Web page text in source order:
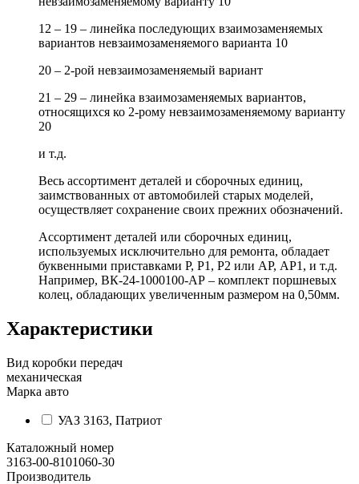
12 – 19 – линейка последующих взаимозаменяемых
вариантов невзаимозаменяемого варианта 10
20 – 2-рой невзаимозаменяемый вариант
21 – 29 – линейка взаимозаменяемых вариантов,
относящихся ко 2-рому невзаимозаменяемому варианту
20
и т.д.
Весь ассортимент деталей и сборочных единиц,
заимствованных от автомобилей старых моделей,
осуществляет сохранение своих прежних обозначений.
Ассортимент деталей или сборочных единиц,
используемых исключительно для ремонта, обладает
буквенными приставками Р, Р1, Р2 или АР, АР1, и т.д.
Например, ВК-24-1000100-АР – комплект поршневых
колец, обладающих увеличенным размером на 0,50мм.
Характеристики
Вид коробки передач
механическая
Марка авто
УАЗ 3163, Патриот
Каталожный номер
3163-00-8101060-30
Производитель